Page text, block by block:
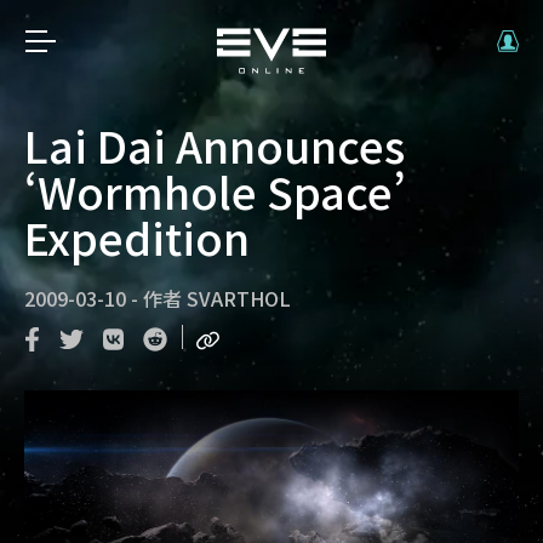
Lai Dai Announces
‘Wormhole Space’
Expedition
2009-03-10 - 作者 SVARTHOL